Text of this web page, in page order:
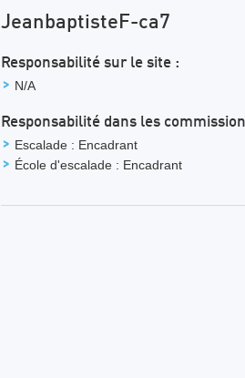
JeanbaptisteF-ca7
Responsabilité sur le site :
N/A
Responsabilité dans les
Escalade : Encadrant
École d'escalade : Encadrant